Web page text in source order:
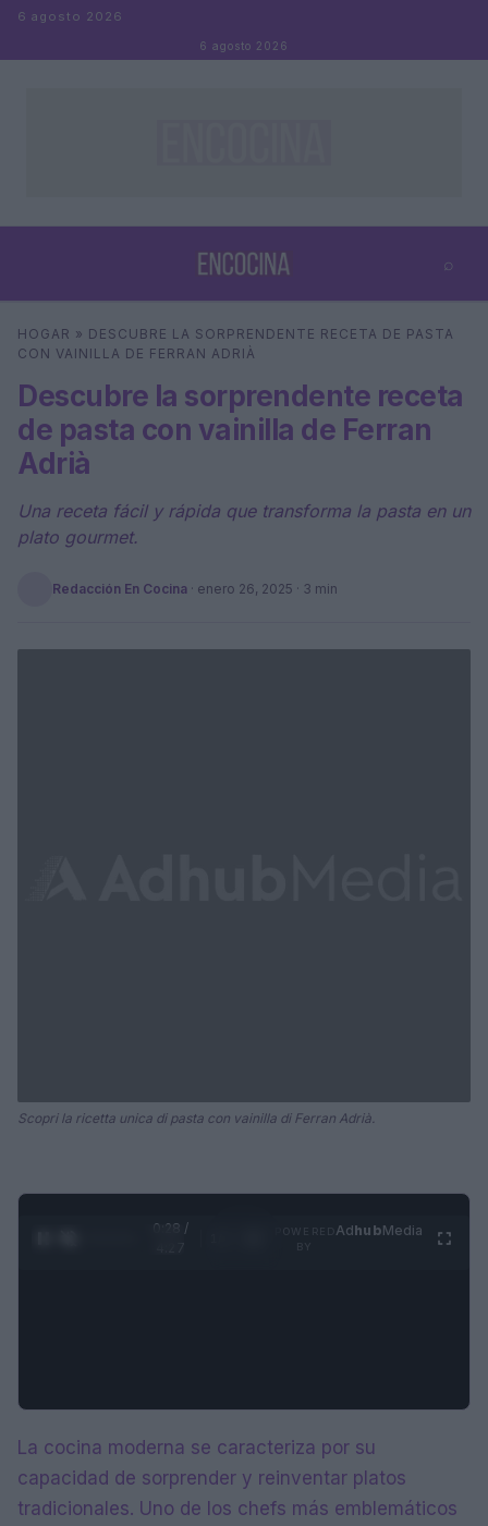
Saltar al contenido
6 agosto 2026
6 agosto 2026
⌕
Buscar ⌕ ×
HOGAR » DESCUBRE LA SORPRENDENTE RECETA DE PASTA
CON VAINILLA DE FERRAN ADRIÀ
Descubre la sorprendente receta
de pasta con vainilla de Ferran
Adrià
Una receta fácil y rápida que transforma la pasta en un
plato gourmet.
Redacción En Cocina · enero 26, 2025 · 3 min
Scopri la ricetta unica di pasta con vainilla di Ferran Adrià.
0:28 /
AdhubMedia
La cocina moderna se caracteriza por su
capacidad de sorprender y reinventar platos
tradicionales. Uno de los chefs más emblemáticos